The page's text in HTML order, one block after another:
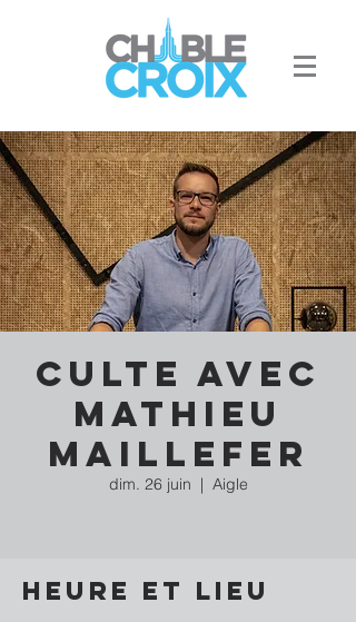
Culte avec
Mathieu
Maillefer
dim. 26 juin
  |
Aigle
Heure et lieu